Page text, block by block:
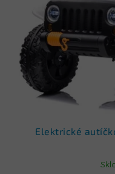
Elektrické